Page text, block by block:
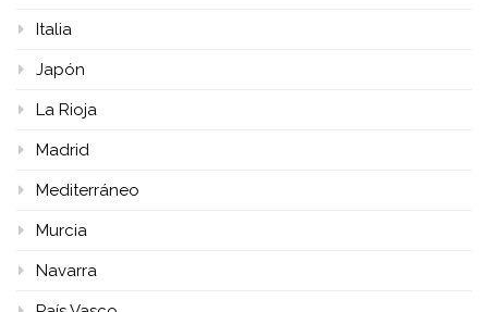
Italia
Japón
La Rioja
Madrid
Mediterráneo
Murcia
Navarra